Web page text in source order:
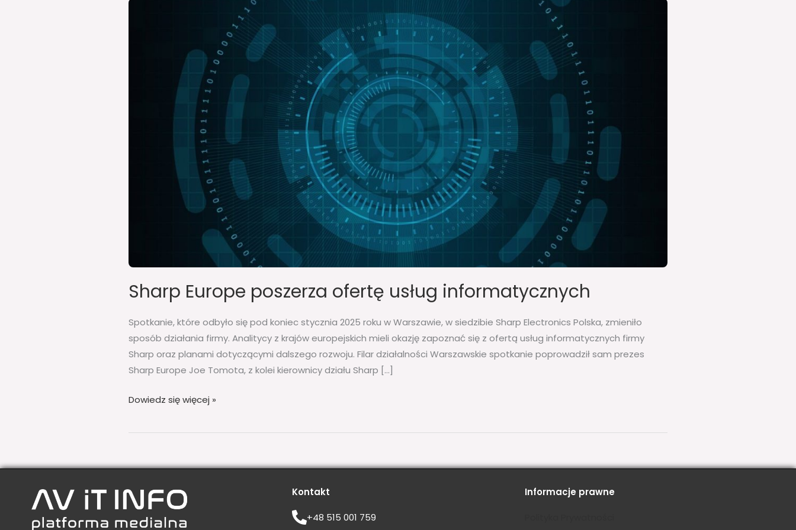
Sharp Europe poszerza ofertę usług informatycznych
Spotkanie, które odbyło się pod koniec stycznia 2025 roku w Warszawie, w siedzibie Sharp Electronics Polska, zmieniło
sposób działania firmy. Analitycy z krajów europejskich mieli okazję zapoznać się z ofertą usług informatycznych firmy
Sharp oraz planami dotyczącymi dalszego rozwoju. Filar działalności Warszawskie spotkanie poprowadził sam prezes
Sharp Europe Joe Tomota, z kolei kierownicy działu Sharp […]
Sharp
informatycznych
Dowiedz się więcej »
Kontakt
+48 515 001 759
Informacje prawne